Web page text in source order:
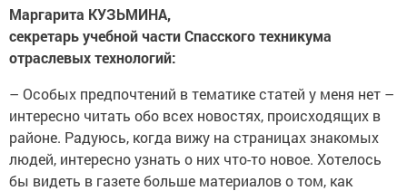
Маргарита КУЗЬМИНА,
секретарь учебной части Спасского техникума
отраслевых технологий:
– Особых предпочтений в тематике статей у меня нет –
интересно читать обо всех новостях, происходящих в
районе. Радуюсь, когда вижу на страницах знакомых
людей, интересно узнать о них что-то новое. Хотелось
бы видеть в газете больше материалов о том, как